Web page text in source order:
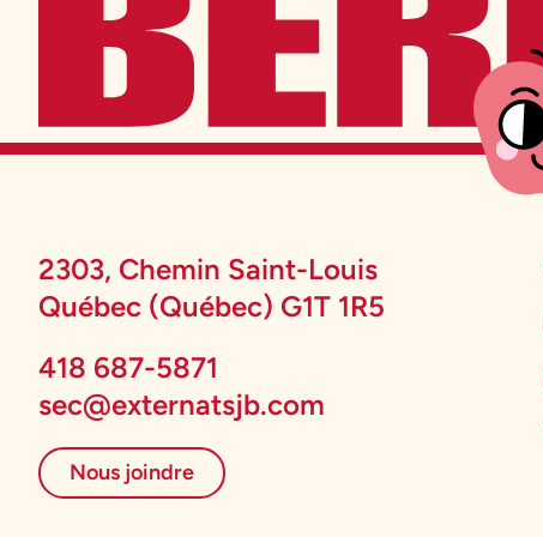
2303, Chemin Saint-Louis
Québec (Québec) G1T 1R5
418 687-5871
sec@externatsjb.com
Nous joindre